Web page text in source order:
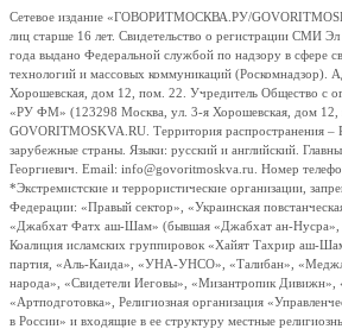
Сетевое издание «ГОВОРИТМОСКВА.РУ/
лиц старше 16 лет. Свидетельство о регистрации СМИ
года выдано Федеральной службой по надзору в сфере
технологий и массовых коммуникаций (Роскомнадзор).
Хорошевская, дом 12, пом. 22. Учредитель Общество с
«РУ ФМ» (123298 Москва, ул. 3-я Хорошевская, дом 12,
GOVORITMOSKVA.RU. Территория распространения –
зарубежные страны. Языки: русский и английский.
Георгиевич. Email: info@govoritmoskva.ru. Номер
*Экстремистские и террористические организации,
Федерации: «Правый сектор», «Украинская
«Джабхат Фатх аш-Шам» (бывшая «Джабхат ан-Нусра»,
Коалиция исламских группировок «Хайят Тахрир аш-
партия, «Аль-Каида», «УНА-УНСО», «Талибан»,
народа», «Свидетели Иеговы», «Мизантропик Дивижн»,
«Артподготовка», Религиозная организация
в России» и входящие в ее структуру местные